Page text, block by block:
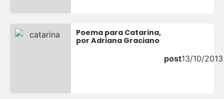
Poema para Catarina,
por Adriana Graciano
post13/10/2013